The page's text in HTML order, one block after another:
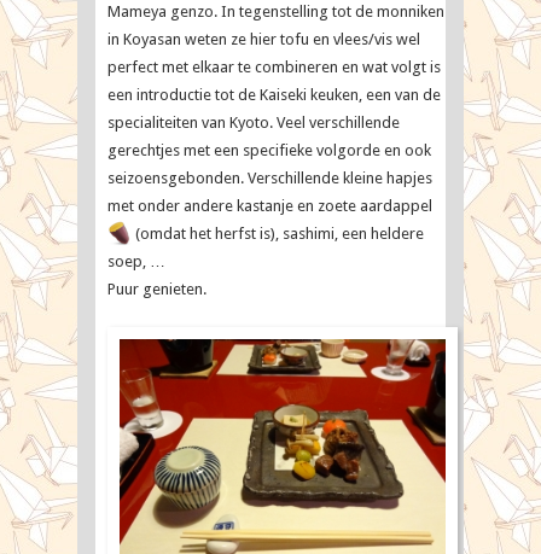
Mameya genzo. In tegenstelling tot de monniken
in Koyasan weten ze hier tofu en vlees/vis wel
perfect met elkaar te combineren en wat volgt is
een introductie tot de Kaiseki keuken, een van de
specialiteiten van Kyoto. Veel verschillende
gerechtjes met een specifieke volgorde en ook
seizoensgebonden. Verschillende kleine hapjes
met onder andere kastanje en zoete aardappel
(omdat het herfst is), sashimi, een heldere
soep, …
Puur genieten.